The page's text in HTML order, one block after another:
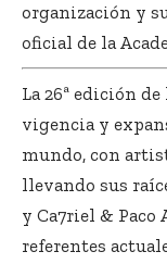
organización y
oficial de la
La 26ª edición
vigencia y
mundo, con
llevando sus
y Ca7riel & Paco
referentes